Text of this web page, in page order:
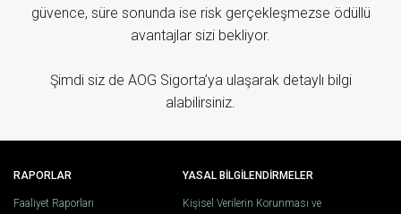
güvence, süre sonunda ise risk gerçekleşmezse ödüllü
avantajlar sizi bekliyor.
Şimdi siz de AOG Sigorta’ya ulaşarak detaylı bilgi
alabilirsiniz.
RAPORLAR
Faaliyet Raporları
YASAL BİLGİLENDİRMELER
Kişisel Verilerin Korunması ve